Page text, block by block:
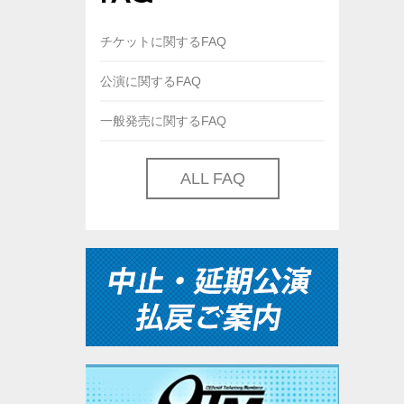
チケットに関するFAQ
公演に関するFAQ
一般発売に関するFAQ
ALL FAQ